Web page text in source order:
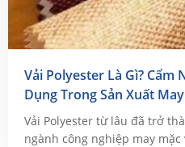
Vải Polyester Là Gì? Cẩm
Dụng Trong Sản Xuất
Vải Polyester từ lâu đã trở
ngành công nghiệp may mặc